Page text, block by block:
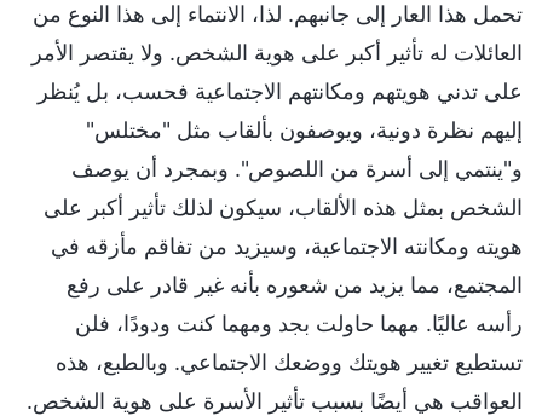
تحمل هذا العار إلى جانبهم. لذا، الانتماء إلى هذا النوع من
العائلات له تأثير أكبر على هوية الشخص. ولا يقتصر الأمر
على تدني هويتهم ومكانتهم الاجتماعية فحسب، بل يُنظر
إليهم نظرة دونية، ويوصفون بألقاب مثل "مختلس"
و"ينتمي إلى أسرة من اللصوص". وبمجرد أن يوصف
الشخص بمثل هذه الألقاب، سيكون لذلك تأثير أكبر على
هويته ومكانته الاجتماعية، وسيزيد من تفاقم مأزقه في
المجتمع، مما يزيد من شعوره بأنه غير قادر على رفع
رأسه عاليًا. مهما حاولت بجد ومهما كنت ودودًا، فلن
تستطيع تغيير هويتك ووضعك الاجتماعي. وبالطبع، هذه
العواقب هي أيضًا بسبب تأثير الأسرة على هوية الشخص.